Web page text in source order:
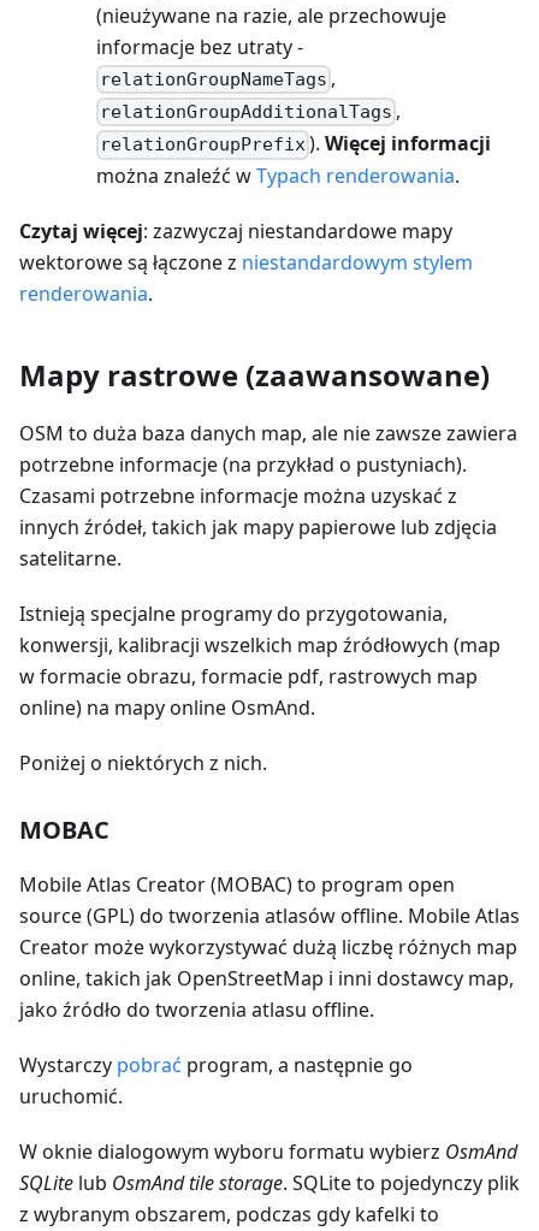
(nieużywane na razie, ale przechowuje
informacje bez utraty -
relationGroupNameTags ,
relationGroupAdditionalTags ,
relationGroupPrefix).Więcej informacji
można znaleźć wTypach renderowania.
Czytaj więcej: zazwyczaj niestandardowe mapy
wektorowe są łączone z niestandardowym stylem
renderowania.
Mapy rastrowe (zaawansowane)
OSM to duża baza danych map, ale nie zawsze zawiera
potrzebne informacje (na przykład o pustyniach).
Czasami potrzebne informacje można uzyskać z
innych źródeł, takich jak mapy papierowe lub zdjęcia
satelitarne.
Istnieją specjalne programy do przygotowania,
konwersji, kalibracji wszelkich map źródłowych (map
w formacie obrazu, formacie pdf, rastrowych map
online) na mapy online OsmAnd.
Poniżej o niektórych z nich.
MOBAC
Mobile Atlas Creator (MOBAC) to program open
source (GPL) do tworzenia atlasów offline. Mobile Atlas
Creator może wykorzystywać dużą liczbę różnych map
online, takich jak OpenStreetMap i inni dostawcy map,
jako źródło do tworzenia atlasu offline.
Wystarczy pobrać program, a następnie go
uruchomić.
W oknie dialogowym wyboru formatu wybierz OsmAnd
SQLite lub OsmAnd tile storage. SQLite to pojedynczy plik
z wybranym obszarem, podczas gdy kafelki to